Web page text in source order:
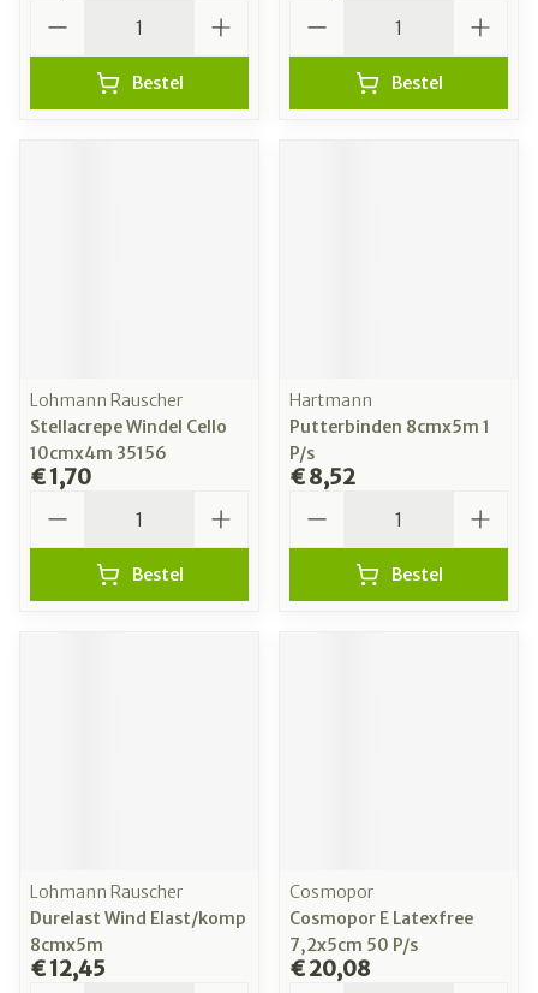
Bestel Bestel
Lohmann Rauscher
Stellacrepe Windel Cello
10cmx4m 35156
€ 1,70
Bestel
Hartmann
Putterbinden 8cmx5m 1
P/s
€ 8,52
Bestel
Lohmann Rauscher
Durelast Wind Elast/komp
8cmx5m
€ 12,45
Cosmopor
Cosmopor E Latexfree
7,2x5cm 50 P/s
€ 20,08